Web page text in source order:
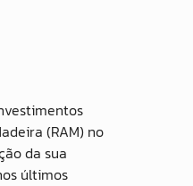
(RAM) no
da sua
últimos